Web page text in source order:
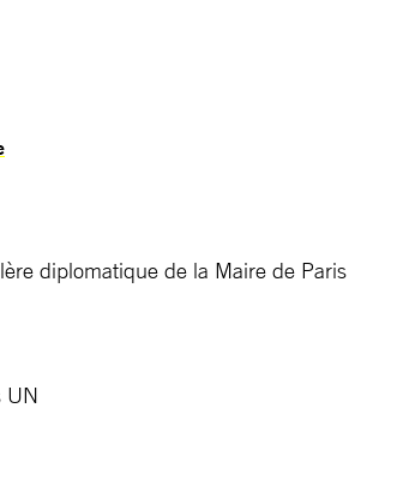
diplomatique de la Maire de Paris
UN